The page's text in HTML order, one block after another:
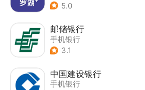
5.0
邮储银行
手机银行
3.1
中国建设银行
手机银行